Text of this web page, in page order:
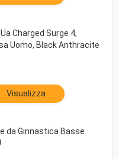
Charged Surge 4,
Uomo, Black Anthracite
Visualizza
da Ginnastica Basse